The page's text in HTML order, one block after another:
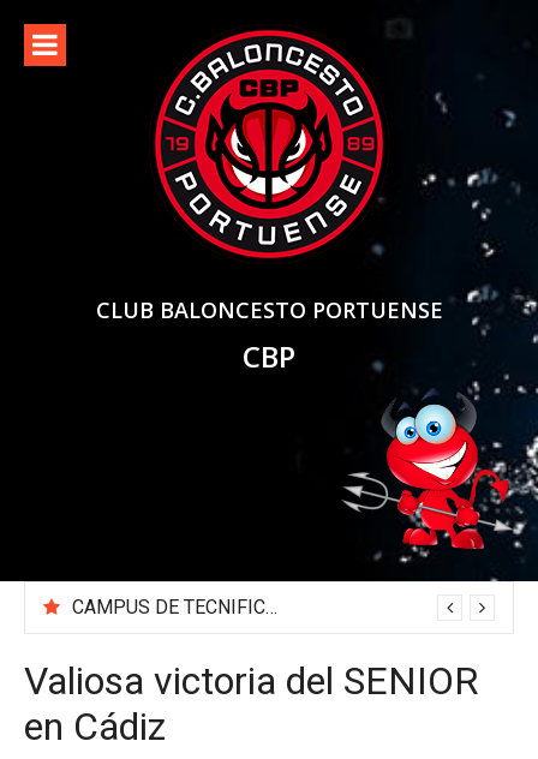
content
CLUB BALONCESTO PORTUENSE
CBP
CAMPUS DE TECNIFICACIÓN 2026 «BEA SÁNCHEZ»
Valiosa victoria del SENIOR
en Cádiz